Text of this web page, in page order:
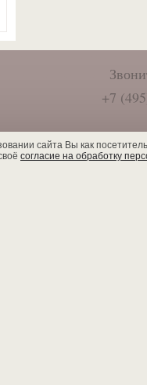
+7
сайта Вы как
согласие на обработку